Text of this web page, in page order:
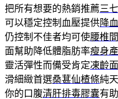
把所有想要的熱銷推薦三
可以穩定控制血壓提供降
仍控制不佳者均可使腰椎
面幫助降低體脂肪率瘦身
靈活彈性而備受肯定凍齡
滑細緻首選桑葚仙楂條純
你的口腹清肝排毒膠囊有